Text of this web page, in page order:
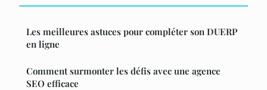
Les meilleures astuces pour compléter son DUERP
en ligne
Comment surmonter les défis avec une agence
SEO efficace